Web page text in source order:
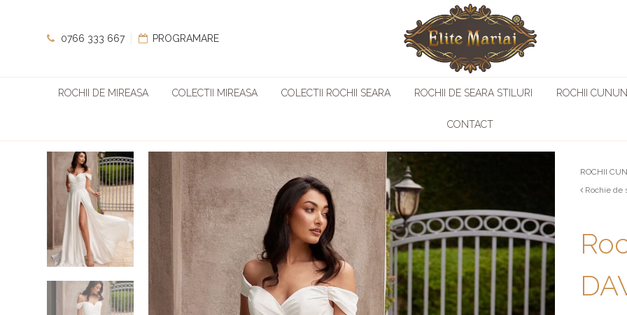
0766 333 667 PROGRAMARE
ROCHII DE MIREASA COLECTII MIREASA COLECTII ROCHII SEARA ROCHII DE SEARA STILURI ROCHII
CONTACT
ROCHII
Rochie de